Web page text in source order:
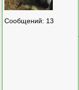
Сообщений: 13